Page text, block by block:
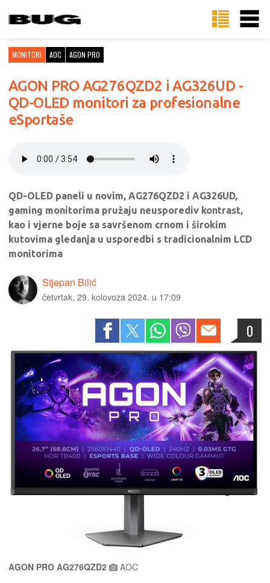
MONITORI AOC AGON PRO
AGON PRO AG276QZD2 i AG326UD -
QD-OLED monitori za profesionalne
eSportaše
QD-OLED paneli u novim, AG276QZD2 i AG326UD,
gaming monitorima pružaju neusporediv kontrast,
kao i vjerne boje sa savršenom crnom i širokim
kutovima gledanja u usporedbi s tradicionalnim LCD
monitorima
Stjepan Bilić
četvrtak, 29. kolovoza 2024. u 17:09
0
AGON PRO AG276QZD2 AOC